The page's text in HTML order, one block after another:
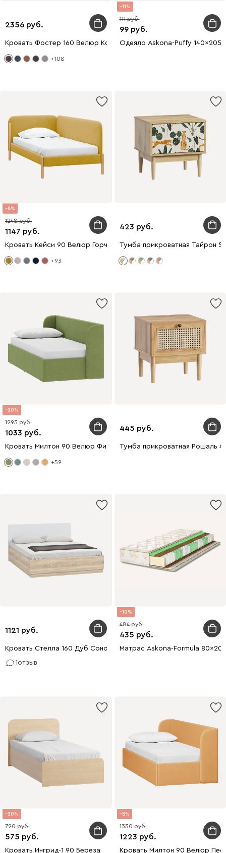
2356
Кровать Фостер 160 Велюр Коричневый
+108
11
99
111
Одеяло Askona-Puffy 140x205
8
1147
1248
Кровать Кейси 90 Велюр Горчичный
+93
423
Тумба прикроватная Тайрон
20
1033
1293
Кровать Милтон 90 Велюр Фисташковый
+59
445
Тумба прикроватная Рошаль
1121
Кровать Стелла 160 Дуб Сонома
1отзыв
10
435
484
Матрас Askona-Formula
20
575
720
Кровать Ингрид-1 90 Береза
8
1223
1330
Кровать Милтон 90 Велюр